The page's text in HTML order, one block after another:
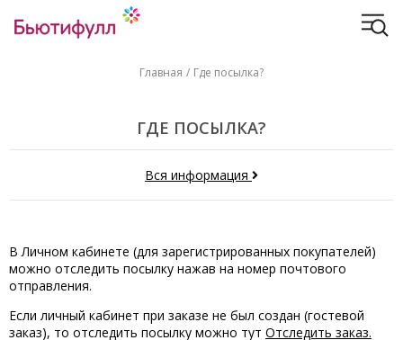
Главная Где посылка?
ГДЕ ПОСЫЛКА?
Вся информация
В Личном кабинете (для зарегистрированных покупателей)
можно отследить посылку нажав на номер почтового
отправления.
Если личный кабинет при заказе не был создан (гостевой
заказ), то отследить посылку можно тут Отследить заказ.